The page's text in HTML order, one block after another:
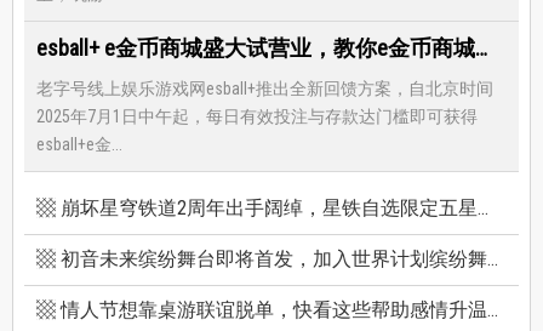
esball+ e金币商城盛大试营业，教你e金币商城怎么兑换最优惠
老字号线上娱乐游戏网esball+推出全新回馈方案，自北京时间
2025年7月1日中午起，每日有效投注与存款达门槛即可获得
esball+e金...
崩坏星穹铁道2周年出手阔绰，星铁自选限定五星竟有超保值人权角，新卡池机制一篇看懂
初音未来缤纷舞台即将首发，加入世界计划缤纷舞台前你必须知道的八件事
情人节想靠桌游联谊脱单，快看这些帮助感情升温的桌游技巧